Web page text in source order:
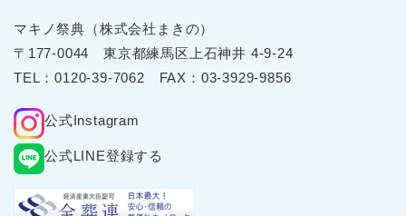
マキノ祭典（株式会社まきの）
〒177-0044 東京都練⾺区上⽯神井 4-9-24
TEL：0120-39-7062 FAX：03-3929-9856
公式Instagram
公式LINE登録する